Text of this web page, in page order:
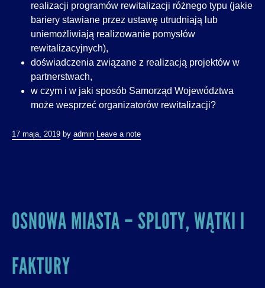
realizacji programów rewitalizacji różnego typu (jakie
bariery stawiane przez ustawę utrudniają lub
uniemożliwiają realizowanie pomysłów
rewitalizacyjnych),
doświadczenia związane z realizacją projektów w
partnerstwach,
w czym i w jaki sposób Samorząd Województwa
może wesprzeć organizatorów rewitalizacji?
17 maja, 2019 by admin Leave a note
OSNOWA MIASTA – SPLOTY, WĄTKI I
FAKTURY